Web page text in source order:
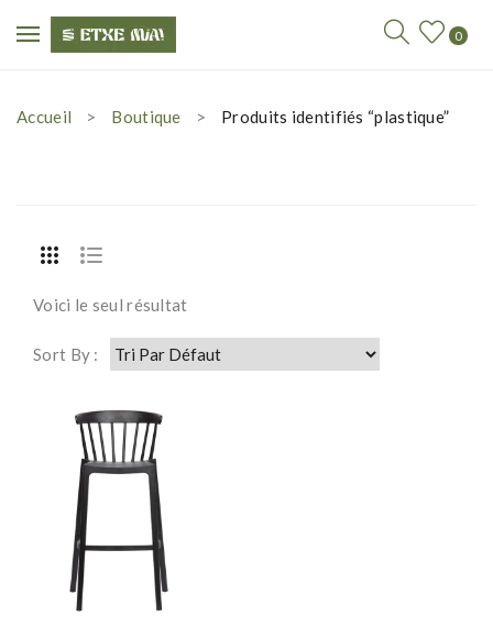
0
Accueil Boutique Produits identifiés “plastique”
Voici le seul résultat
Sort By :